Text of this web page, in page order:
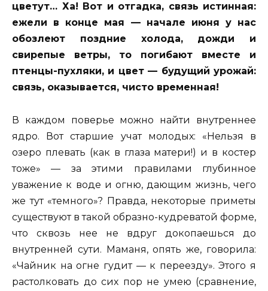
цветут… Ха! Вот и отгадка, связь истинная:
ежели в конце мая — начале июня у нас
обозлеют поздние холода, дожди и
свирепые ветры, то погибают вместе и
птенцы-пухляки, и цвет — будущий урожай:
связь, оказывается, чисто временная!
В каждом поверье можно найти внутреннее
ядро. Вот старшие учат молодых: «Нельзя в
озеро плевать (как в глаза матери!) и в костер
тоже» — за этими правилами глубинное
уважение к воде и огню, дающим жизнь, чего
же тут «темного»? Правда, некоторые приметы
существуют в такой образно-кудреватой форме,
что сквозь нее не вдруг докопаешься до
внутренней сути. Маманя, опять же, говорила:
«Чайник на огне гудит — к переезду». Этого я
растолковать до сих пор не умею (сравнение,